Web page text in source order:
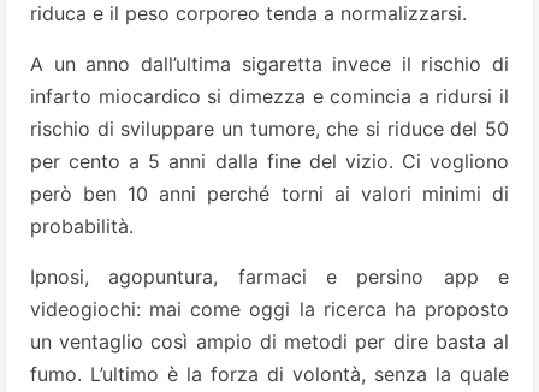
riduca e il peso corporeo tenda a normalizzarsi.
A un anno dall’ultima sigaretta invece il rischio di
infarto miocardico si dimezza e comincia a ridursi il
rischio di sviluppare un tumore, che si riduce del 50
per cento a 5 anni dalla fine del vizio. Ci vogliono
però ben 10 anni perché torni ai valori minimi di
probabilità.
Ipnosi, agopuntura, farmaci e persino app e
videogiochi: mai come oggi la ricerca ha proposto
un ventaglio così ampio di metodi per dire basta al
fumo. L’ultimo è la forza di volontà, senza la quale